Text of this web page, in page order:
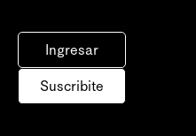
Ingresar
Suscribite